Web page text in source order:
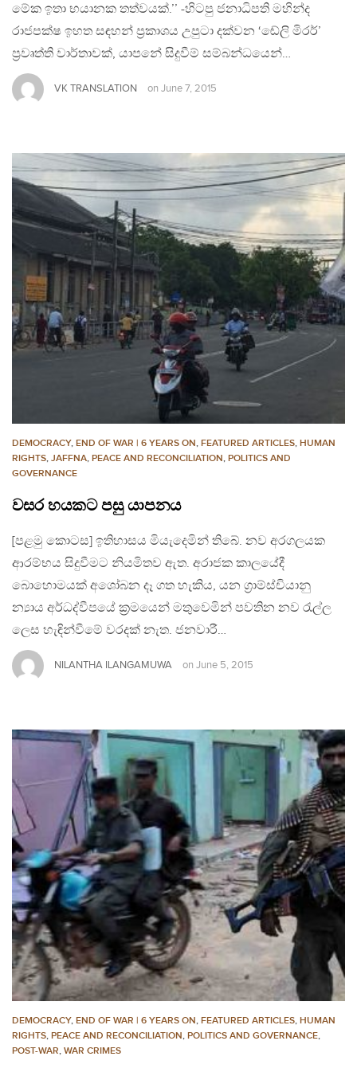
මේක ඉතා භයානක තත්වයක්.’’ -හිටපු ජනාධිපති මහින්ද
රාජපක්ෂ ඉහත සඳහන් ප‍්‍රකාශය උපුටා දක්වන ‘ඬේලි මිරර්’
ප‍්‍රවෘත්ති වාර්තාවක්, යාපනේ සිදුවීම් සම්බන්ධයෙන්…
VK TRANSLATION on June 7, 2015
DEMOCRACY, END OF WAR | 6 YEARS ON, FEATURED ARTICLES, HUMAN
RIGHTS, JAFFNA, PEACE AND RECONCILIATION, POLITICS AND
GOVERNANCE
වසර හයකට පසු යාපනය
[පළමු කොටස] ඉතිහාසය මියැදෙමින් තිබේ. නව අරගලයක
ආරම්භය සිදුවීමට නියමිතව ඇත. අරාජක කාලයේදී
බොහොමයක් අශෝබන දෑ ගත හැකිය, යන ග්‍රාම්ස්චියානු
න්‍යාය අර්ධද්වීපයේ ක්‍රමයෙන් මතුවෙමින් පවතින නව රැල්ල
ලෙස හැඳින්වීමේ වරදක් නැත. ජනවාරී…
NILANTHA ILANGAMUWA on June 5, 2015
DEMOCRACY, END OF WAR | 6 YEARS ON, FEATURED ARTICLES, HUMAN
RIGHTS, PEACE AND RECONCILIATION, POLITICS AND GOVERNANCE,
POST-WAR, WAR CRIMES